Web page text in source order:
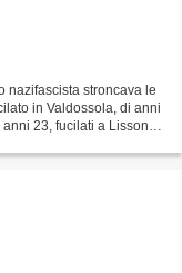
nazifascista stroncava le
in Valdossola, di anni
23, fucilati a Lissone